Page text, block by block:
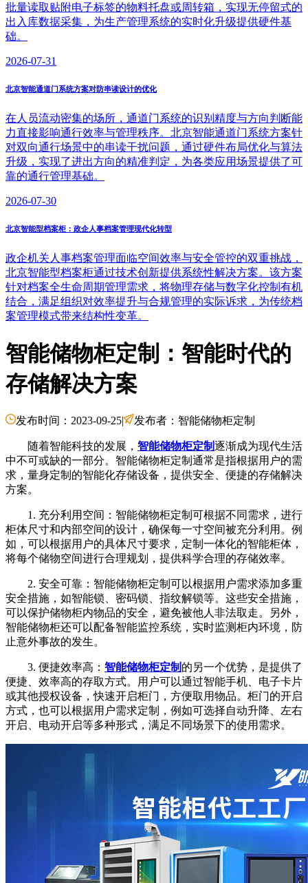
批量读取贴附电子标签的物料托盘或周转箱，实现无停留式的
出入库数据采集，为生产管理系统的实时化升级提供硬件基
础。
2026-07-31
北京智能通道门系统方案对防串读设计的优化
在人员流动密集的场所，通道门系统的识别精度与方向判断能
力直接影响通行效率与管理秩序。北京智能通道门系统方案针
对双向通行场景中的串读干扰问题，通过硬件布局优化与算法
升级，实现了进出方向的精准判定，为各类应用场景提供了可
靠的通行管理基础。
2026-07-30
北京智能型档案柜：政企人事档案管理现代化转型
政企机关人事档案管理面临空间效率与安全管控的双重挑战，
北京智能型档案柜通过技术创新提供系统性解决方案。该方案
针对档案全生命周期管理需求，将物理存储与数字化控制有机
结合，满足组织对效率提升与合规管理的实际诉求，为传统档
案管理模式带来结构性变革。
智能储物柜定制：智能时代的
存储解决方案
发布时间：2023-09-25| 发布者：智能储物柜定制
随着智能科技的发展， 智能储物柜定制逐渐成为现代生活
中不可或缺的一部分。智能储物柜定制通常是指根据用户的需
求，量身定制的智能化存储设备，提供安全、便捷的存储解决
方案。
1. 充分利用空间：智能储物柜定制可根据不同需求，进行
柜体尺寸和内部空间的设计，确保每一寸空间被充分利用。例
如，可以根据用户的具体尺寸要求，定制一体化的智能柜体，
将每个储物空间进行合理规划，提供科学合理的存储效率。
2. 安全可靠：智能储物柜定制可以根据用户需求添加多重
安全措施，如智能锁、密码锁、指纹解锁等。这些安全措施，
可以保护储物柜内物品的安全，避免被他人非法取走。另外，
智能储物柜还可以配备智能监控系统，实时监测柜内环境，防
止意外事故的发生。
3. 便捷效率高： 智能储物柜定制 的另一个优势，是提供了
便捷、效率高的存取方式。用户可以通过智能手机、电子卡片
或其他授权设备，快速开启柜门，方便取用物品。柜门的开启
方式，也可以根据用户需求定制，例如可选择自动升降、左右
开启、电动开启等多种形式，满足不同场景下的使用需求。